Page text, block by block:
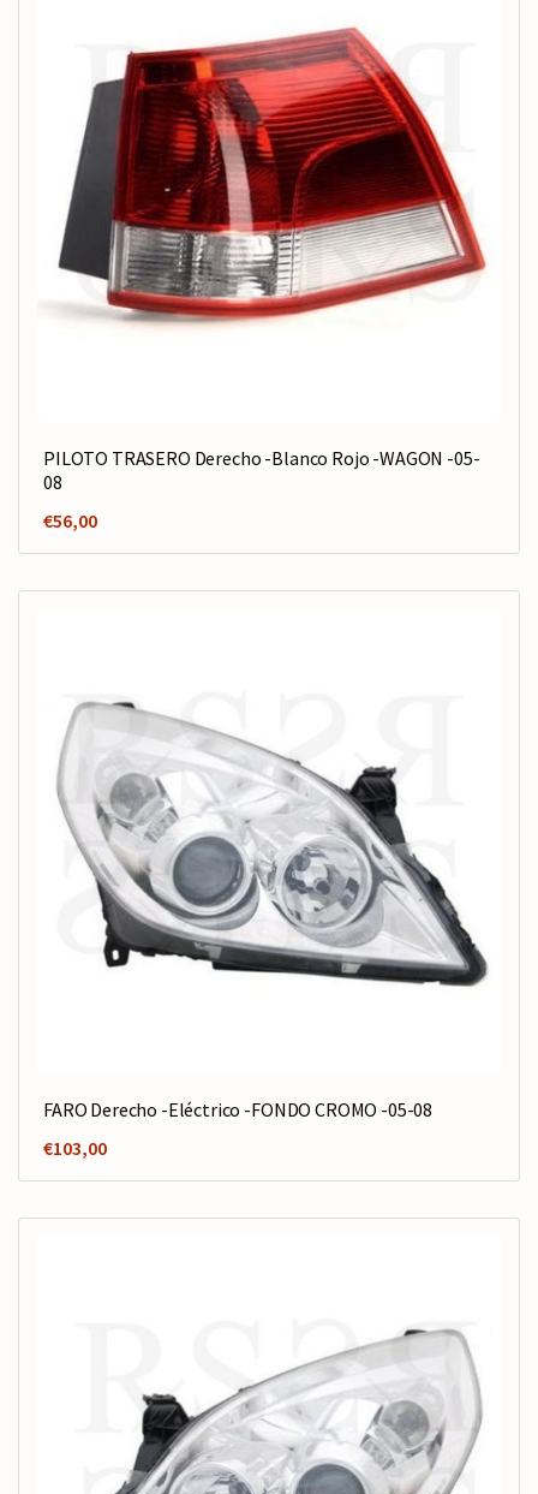
PILOTO TRASERO Derecho -Blanco Rojo -WAGON -05-
08
€56,00
FARO Derecho -Eléctrico -FONDO CROMO -05-08
€103,00